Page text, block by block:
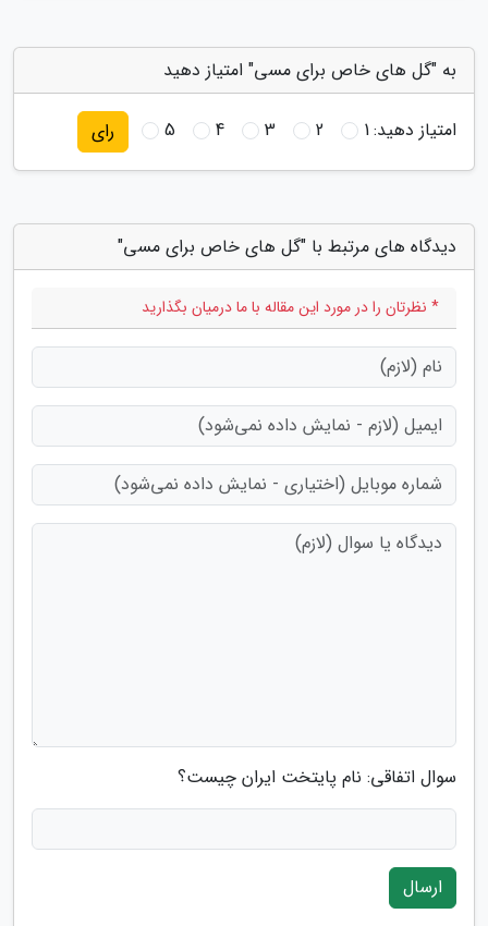
به "گل های خاص برای مسی" امتیاز دهید
امتیاز دهید:1
2
3
4
5 رای
دیدگاه های مرتبط با "گل های خاص برای مسی"
* نظرتان را در مورد این مقاله با ما درمیان بگذارید
سوال اتفاقی: نام پایتخت ایران چیست؟
ارسال